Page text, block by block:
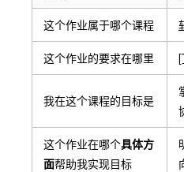
这个作业属于哪个课程
这个作业的要求在哪里
我在这个课程的目标是
这个作业在哪个具体方
面帮助我实现目标